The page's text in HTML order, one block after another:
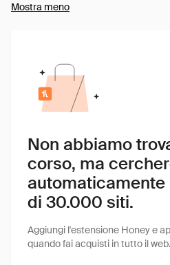
Mostra meno
Non abbiamo
corso, ma
automaticamente
di 30.000 siti.
Aggiungi l'estensione Honey e
quando fai acquisti in tutto il web.